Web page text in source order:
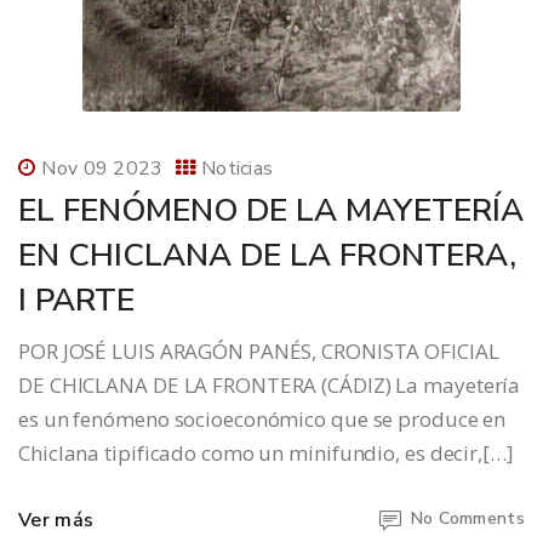
Nov 09 2023 Noticias
EL FENÓMENO DE LA MAYETERÍA
EN CHICLANA DE LA FRONTERA,
I PARTE
POR JOSÉ LUIS ARAGÓN PANÉS, CRONISTA OFICIAL
DE CHICLANA DE LA FRONTERA (CÁDIZ) La mayetería
es un fenómeno socioeconómico que se produce en
Chiclana tipificado como un minifundio, es decir,[…]
Ver más No Comments